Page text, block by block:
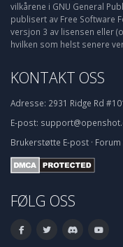
vilkårene i GNU General
publisert av Free Software
versjon 3 av lisensen eller
hvilken som helst senere
KONTAKT OSS
Adresse: 2931 Ridge Rd
E-post:
Brukerstøtte E-post · Forum
FØLG OSS